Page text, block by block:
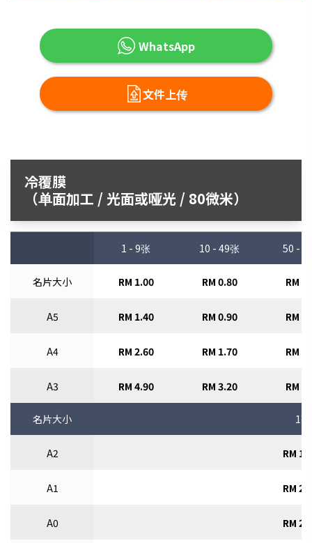
WhatsApp
文件上传
冷覆膜
（单面加工 / 光面或哑光 / 80微米）
1 - 9张 10 - 49张 50 -
名片大小 RM 1.00 RM 0.80 RM
A5 RM 1.40 RM 0.90 RM
A4 RM 2.60 RM 1.70 RM
A3 RM 4.90 RM 3.20 RM
名片大小 1张
A2 RM
A1 RM
A0 RM